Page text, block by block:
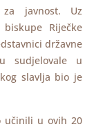
javnost. Uz
Riječke
državne
sudjelovale u
slavlja bio je
učinili u ovih 20